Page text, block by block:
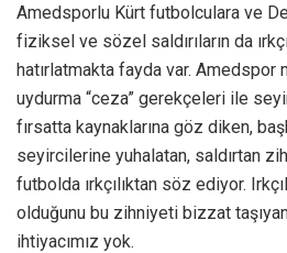
Amedsporlu Kürt futbolculara ve
fiziksel ve sözel saldırıların da
hatırlatmakta fayda var. Amedspor
uydurma “ceza” gerekçeleri ile
fırsatta kaynaklarına göz diken,
seyircilerine yuhalatan, saldırtan
futbolda ırkçılıktan söz ediyor.
olduğunu bu zihniyeti bizzat
ihtiyacımız yok.